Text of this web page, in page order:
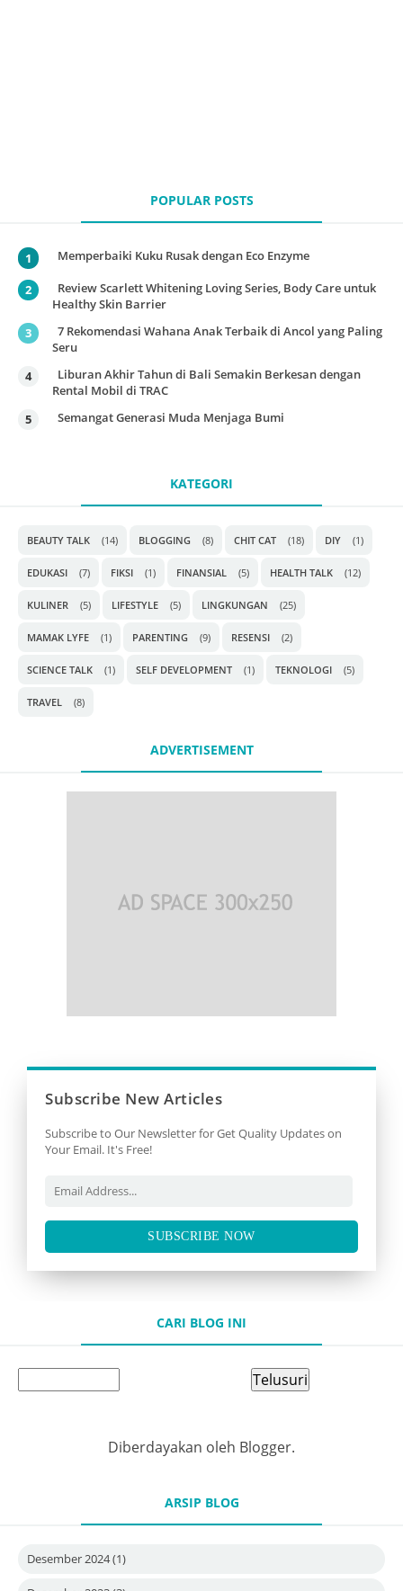
POPULAR POSTS
Memperbaiki Kuku Rusak dengan Eco Enzyme
Review Scarlett Whitening Loving Series, Body Care untuk
Healthy Skin Barrier
7 Rekomendasi Wahana Anak Terbaik di Ancol yang Paling
Seru
Liburan Akhir Tahun di Bali Semakin Berkesan dengan
Rental Mobil di TRAC
Semangat Generasi Muda Menjaga Bumi
KATEGORI
BEAUTY TALK (14) BLOGGING (8) CHIT CAT (18) DIY (1)
EDUKASI (7) FIKSI (1) FINANSIAL (5) HEALTH TALK (12)
KULINER (5) LIFESTYLE (5) LINGKUNGAN (25)
MAMAK LYFE (1) PARENTING (9) RESENSI (2)
SCIENCE TALK (1) SELF DEVELOPMENT (1) TEKNOLOGI (5)
TRAVEL (8)
ADVERTISEMENT
Subscribe New Articles
Subscribe to Our Newsletter for Get Quality Updates on
Your Email. It's Free!
SUBSCRIBE NOW
CARI BLOG INI
Diberdayakan oleh Blogger.
ARSIP BLOG
Desember 2024(1)